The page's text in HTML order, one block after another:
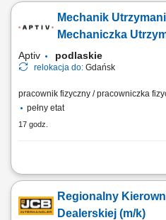
produkcyjnych. Twoje obowiązki
bieżące i konserwację maszyn
Mechanik
Mechaniczka
Aptiv podlaskie
relokacja do: Gdańsk
pracownik fizyczny / pracowniczka
pełny etat
17 godz.
Zakres obowiązków: utrzymanie
konserwacyjnych, przygotowanie
serwisowych, diagnozowanie i
Regionalny
Dealerskiej (m/k)